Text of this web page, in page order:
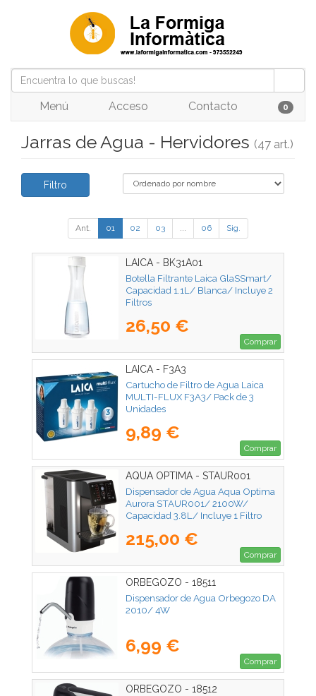
Menú Acceso Contacto 0
Jarras de Agua - Hervidores (47 art.)
Filtro
Ant. 01 02 03 ... 06 Sig.
LAICA - BK31A01
Botella Filtrante Laica GlaSSmart/
Capacidad 1.1L/ Blanca/ Incluye 2
Filtros
26,50 €
Comprar
LAICA - F3A3
Cartucho de Filtro de Agua Laica
MULTI-FLUX F3A3/ Pack de 3
Unidades
9,89 €
Comprar
AQUA OPTIMA - STAUR001
Dispensador de Agua Aqua Optima
Aurora STAUR001/ 2100W/
Capacidad 3.8L/ Incluye 1 Filtro
215,00 €
Comprar
ORBEGOZO - 18511
Dispensador de Agua Orbegozo DA
2010/ 4W
6,99 €
Comprar
ORBEGOZO - 18512